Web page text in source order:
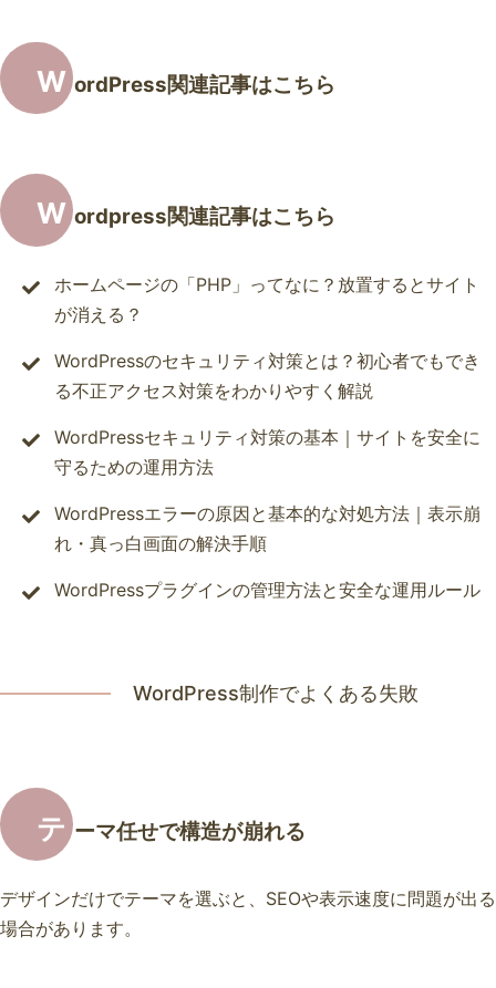
W ordPress関連記事はこちら
W ordpress関連記事はこちら
ホームページの「PHP」ってなに？放置するとサイト
が消える？
WordPressのセキュリティ対策とは？初心者でもでき
る不正アクセス対策をわかりやすく解説
WordPressセキュリティ対策の基本｜サイトを安全に
守るための運用方法
WordPressエラーの原因と基本的な対処方法｜表示崩
れ・真っ白画面の解決手順
WordPressプラグインの管理方法と安全な運用ルール
WordPress制作でよくある失敗
テ ーマ任せで構造が崩れる
デザインだけでテーマを選ぶと、SEOや表示速度に問題が出る
場合があります。